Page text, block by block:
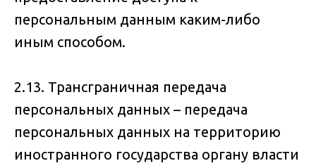
персональным данным каким-либо
иным способом.
2.13. Трансграничная передача
персональных данных – передача
персональных данных на территорию
иностранного государства органу власти